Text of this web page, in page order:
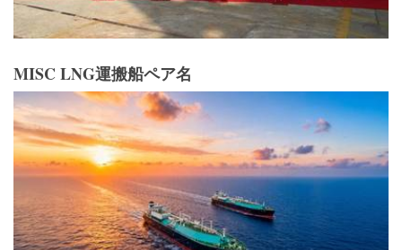
MISC LNG運搬船ペア名